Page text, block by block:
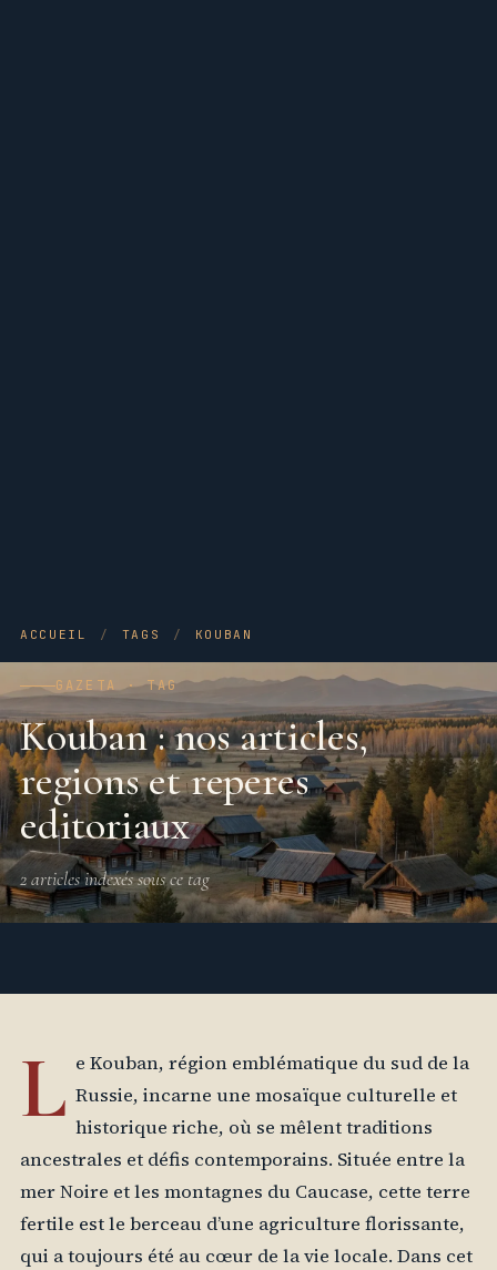
ACCUEIL / TAGS / KOUBAN
GAZETA · TAG
Kouban : nos articles,
regions et reperes
editoriaux
2 articles indexés sous ce tag
L e Kouban, région emblématique du sud de la
Russie, incarne une mosaïque culturelle et
historique riche, où se mêlent traditions
ancestrales et défis contemporains. Située entre la
mer Noire et les montagnes du Caucase, cette terre
fertile est le berceau d’une agriculture florissante,
qui a toujours été au cœur de la vie locale. Dans cet